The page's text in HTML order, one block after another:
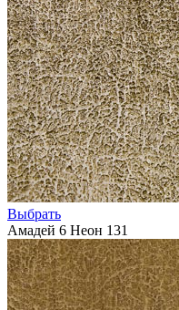
Выбрать
Амадей 6 Неон 131